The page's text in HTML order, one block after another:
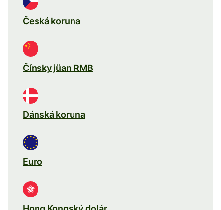
Česká koruna
Čínsky jüan RMB
Dánská koruna
Euro